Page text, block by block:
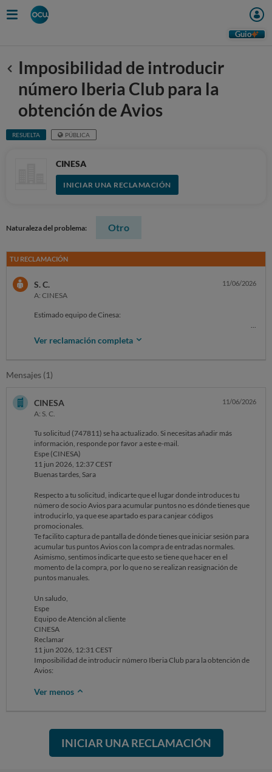
Guio
Anterior
Imposibilidad de introducir
número Iberia Club para la
obtención de Avios
RESUELTA PÚBLICA
CINESA
INICIAR UNA RECLAMACIÓN
Naturaleza del problema: Otro
TU RECLAMACIÓN
S. C.
A: CINESA
11/06/2026
Estimado equipo de Cinesa:
Me pongo en contacto con ustedes para presentar una reclamación
relacionada con la promoción anunciada entre Cinesa e Iberia Club
El pasado domingo realicé la compra de cinco entradas por un importe
adjunto. Durante el proceso de compra intenté introducir mi número
de socio de Iberia Club para beneficiarme de la acumulación de Avios
anunciada, pero la plataforma mostraba un error y no permitía
completar la vinculación de mi cuenta. Intenté además introducir el
número tanto con letras como sin ellas pero no funcionó.
Como consecuencia de esta incidencia técnica, no pude registrar mi
número de socio ni obtener los Avios correspondientes a una compra
que cumplía con las condiciones de la promoción publicitada.
Por ello, solicito:
1. La revisión y resolución de la incidencia técnica detectada.
2. La asignación manual de los Avios correspondientes a la compra
realizada por importe de 45 euros.
Adjunto la documentación acreditativa de la compra, así como la
captura del error mostrado al intentar introducir mi número de socio
de Iberia Club.
Quedo a la espera de su respuesta.
Atentamente,
Sara Cebrián.
Ver reclamación completa
Mensajes (1)
CINESA
A: S. C.
11/06/2026
Tu solicitud (747811) se ha actualizado. Si necesitas añadir más
información, responde por favor a este e-mail.
Espe (CINESA)
11 jun 2026, 12:37 CEST
Buenas tardes, Sara
Respecto a tu solicitud, indicarte que el lugar donde introduces tu
número de socio Avios para acumular puntos no es dónde tienes que
introducirlo, ya que ese apartado es para canjear códigos
promocionales.
Te facilito captura de pantalla de dónde tienes que iniciar sesión para
acumular tus puntos Avios con la compra de entradas normales.
Asimismo, sentimos indicarte que esto se tiene que hacer en el
momento de la compra, por lo que no se realizan reasignación de
puntos manuales.
Un saludo,
Espe
Equipo de Atención al cliente
CINESA
Reclamar
11 jun 2026, 12:31 CEST
Imposibilidad de introducir número Iberia Club para la obtención de
Avios:
Ver menos
INICIAR UNA RECLAMACIÓN